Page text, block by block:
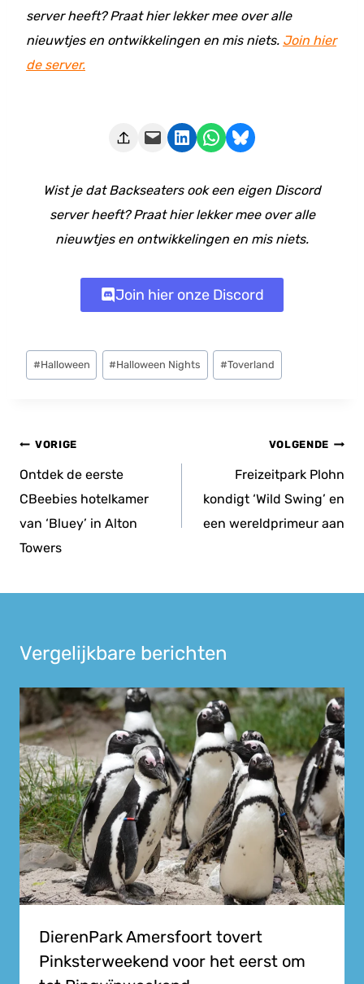
server heeft? Praat hier lekker mee over alle
nieuwtjes en ontwikkelingen en mis niets. Join hier
de server.
Deze pagina e-mailen Delen op LinkedIn Delen via WhatsApp Share on Bluesky
Wist je dat Backseaters ook een eigen Discord
server heeft? Praat hier lekker mee over alle
nieuwtjes en ontwikkelingen en mis niets.
Join hier onze Discord
Bericht
tags:
#Halloween #Halloween Nights #Toverland
Bericht
navigatie
VORIGE
Ontdek de eerste
CBeebies hotelkamer
van ‘Bluey’ in Alton
Towers
VOLGENDE
Freizeitpark Plohn
kondigt ‘Wild Swing’ en
een wereldprimeur aan
Vergelijkbare berichten
DierenPark Amersfoort tovert
Pinksterweekend voor het eerst om